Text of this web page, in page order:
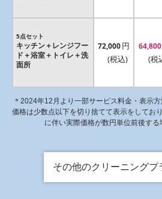
5点セット
キッチン＋レンジフー
ド＋浴室＋トイレ＋洗
面所
72,000円
(税込)
64,800
(税
＊2024年12月より一部サービス料金・表示方
価格は少数点以下を切り捨てて表示をしてお
に伴い実際価格が数円単位前後する
その他のクリーニングプ